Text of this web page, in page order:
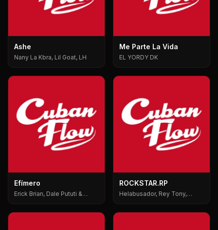
Ashe
Nany La Kbra, Lil Goat, LH
Me Parte La Vida
EL YORDY DK
Efímero
Erick Brian, Dale Pututi &
ROCKSTAR.RP
Helabusador, Rey Tony,